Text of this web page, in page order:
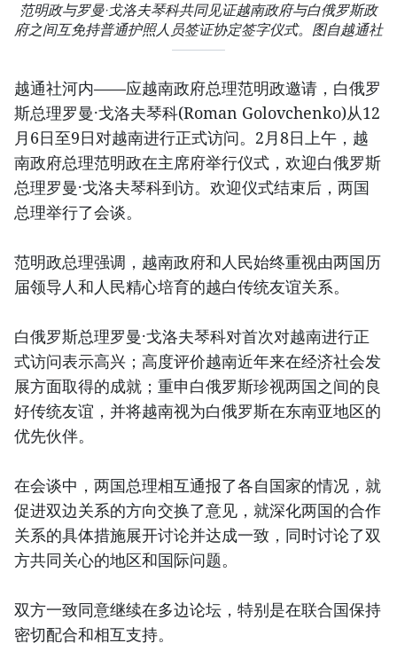
范明政与罗曼·戈洛夫琴科共同见证越南政府与白俄罗斯政
府之间互免持普通护照人员签证协定签字仪式。图自越通社
越通社河内——应越南政府总理范明政邀请，白俄罗
斯总理罗曼·戈洛夫琴科(Roman Golovchenko)从12
月6日至9日对越南进行正式访问。2月8日上午，越
南政府总理范明政在主席府举行仪式，欢迎白俄罗斯
总理罗曼·戈洛夫琴科到访。欢迎仪式结束后，两国
总理举行了会谈。
范明政总理强调，越南政府和人民始终重视由两国历
届领导人和人民精心培育的越白传统友谊关系。
白俄罗斯总理罗曼·戈洛夫琴科对首次对越南进行正
式访问表示高兴；高度评价越南近年来在经济社会发
展方面取得的成就；重申白俄罗斯珍视两国之间的良
好传统友谊，并将越南视为白俄罗斯在东南亚地区的
优先伙伴。
在会谈中，两国总理相互通报了各自国家的情况，就
促进双边关系的方向交换了意见，就深化两国的合作
关系的具体措施展开讨论并达成一致，同时讨论了双
方共同关心的地区和国际问题。
双方一致同意继续在多边论坛，特别是在联合国保持
密切配合和相互支持。